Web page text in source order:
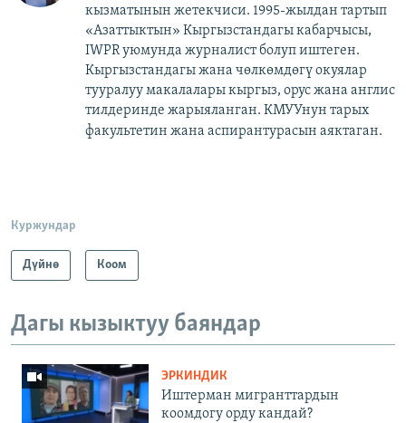
кызматынын жетекчиси. 1995-жылдан тартып
«Азаттыктын» Кыргызстандагы кабарчысы,
IWPR уюмунда журналист болуп иштеген.
Кыргызстандагы жана чөлкөмдөгү окуялар
тууралуу макалалары кыргыз, орус жана англис
тилдеринде жарыяланган. КМУУнун тарых
факультетин жана аспирантурасын аяктаган.​
Куржундар
Дүйнө Коом
Дагы кызыктуу баяндар
ЭРКИНДИК
Иштерман мигранттардын
коомдогу орду кандай?